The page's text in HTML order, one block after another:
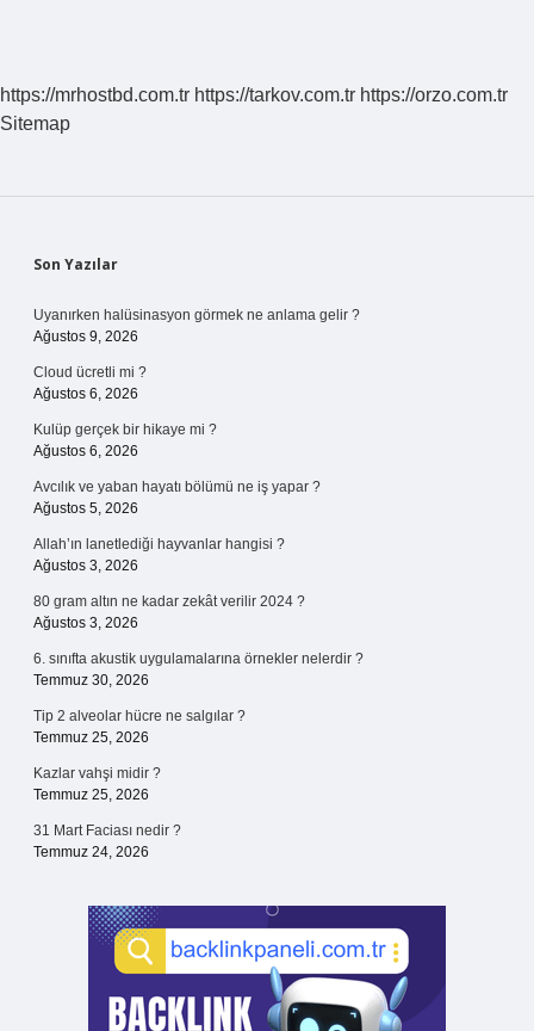
https://mrhostbd.com.tr https://tarkov.com.tr https://orzo.com.tr
Sitemap
Sidebar
Son Yazılar
Uyanırken halüsinasyon görmek ne anlama gelir ?
Ağustos 9, 2026
Cloud ücretli mi ?
Ağustos 6, 2026
Kulüp gerçek bir hikaye mi ?
Ağustos 6, 2026
Avcılık ve yaban hayatı bölümü ne iş yapar ?
Ağustos 5, 2026
Allah’ın lanetlediği hayvanlar hangisi ?
Ağustos 3, 2026
80 gram altın ne kadar zekât verilir 2024 ?
Ağustos 3, 2026
6. sınıfta akustik uygulamalarına örnekler nelerdir ?
Temmuz 30, 2026
Tip 2 alveolar hücre ne salgılar ?
Temmuz 25, 2026
Kazlar vahşi midir ?
Temmuz 25, 2026
31 Mart Faciası nedir ?
Temmuz 24, 2026